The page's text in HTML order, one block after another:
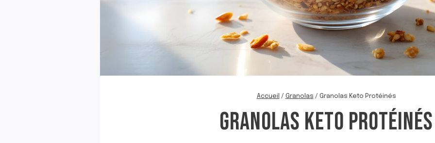
Accueil / Granolas / Granolas Keto Protéinés
GRANOLAS KETO PROTÉINÉS